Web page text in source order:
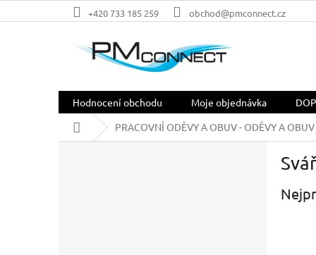
na
+420 733 185 259 obchod@pmconnect.cz
Hodnocení obchodu Moje objednávka
Domů
PRACOVNÍ ODĚVY A OBUV - ODĚVY A